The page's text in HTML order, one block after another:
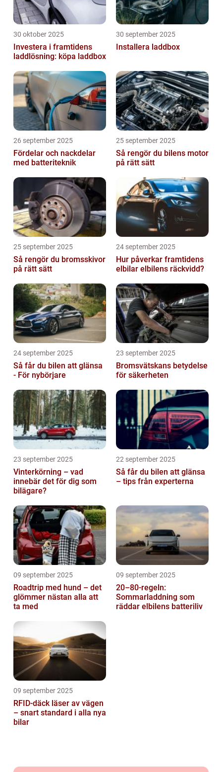
30 oktober 2025
Investera i framtidens
laddlösning: köpa laddbox
30 september 2025
Installera laddbox
26 september 2025
Fördelar och nackdelar
med batteriteknik
25 september 2025
Så rengör du bilens motor
på rätt sätt
25 september 2025
Så rengör du bromsskivor
på rätt sätt
24 september 2025
Hur påverkar framtidens
elbilar elbilens räckvidd?
24 september 2025
Så får du bilen att glänsa
- För nybörjare
23 september 2025
Bromsvätskans betydelse
för säkerheten
23 september 2025
Vinterkörning – vad
innebär det för dig som
bilägare?
22 september 2025
Så får du bilen att glänsa
– tips från experterna
09 september 2025
Roadtrip med hund – det
glömmer nästan alla att
ta med
09 september 2025
20–80-regeln:
Sommarladdning som
räddar elbilens batteriliv
09 september 2025
RFID-däck läser av vägen
– snart standard i alla nya
bilar